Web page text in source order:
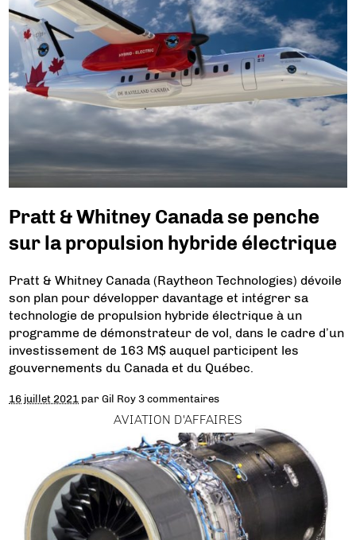
Pratt & Whitney Canada se penche
sur la propulsion hybride électrique
Pratt & Whitney Canada (Raytheon Technologies) dévoile
son plan pour développer davantage et intégrer sa
technologie de propulsion hybride électrique à un
programme de démonstrateur de vol, dans le cadre d’un
investissement de 163 M$ auquel participent les
gouvernements du Canada et du Québec.
16 juillet 2021 parGil Roy 3 commentaires
AVIATION D'AFFAIRES